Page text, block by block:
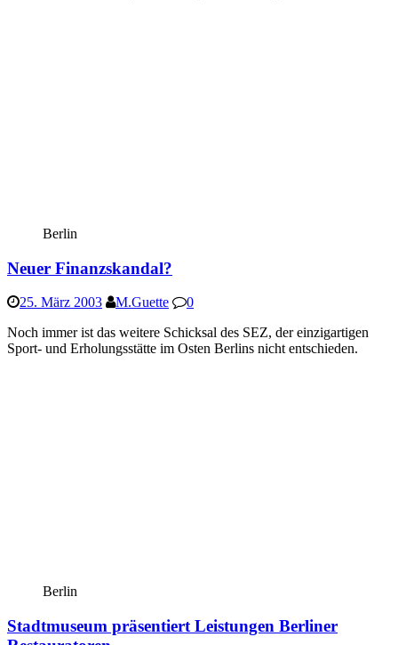
Berlin
Neuer Finanzskandal?
25. März 2003 M.Guette
0
Noch immer ist das weitere Schicksal des SEZ, der einzigartigen
Sport- und Erholungsstätte im Osten Berlins nicht entschieden.
Berlin
Stadtmuseum präsentiert Leistungen Berliner